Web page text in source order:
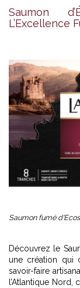
Saumon
L’Excellence
Saumon fumé
Découvrez le
une création qui
savoir-faire
l’Atlantique